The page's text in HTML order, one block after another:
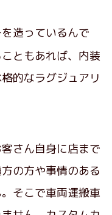
造っているんで
ともあれば、内装
的なラグジュアリ
さん自身に店まで
の方や事情のある
そこで車両運搬車